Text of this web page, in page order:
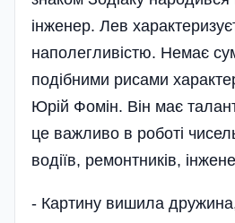
інженер. Лев
наполегливістю. Немає
подібними рисами
Юрій Фомін. Він має
це важливо в роботі
водіїв, ремонтників,
- Картину вишила